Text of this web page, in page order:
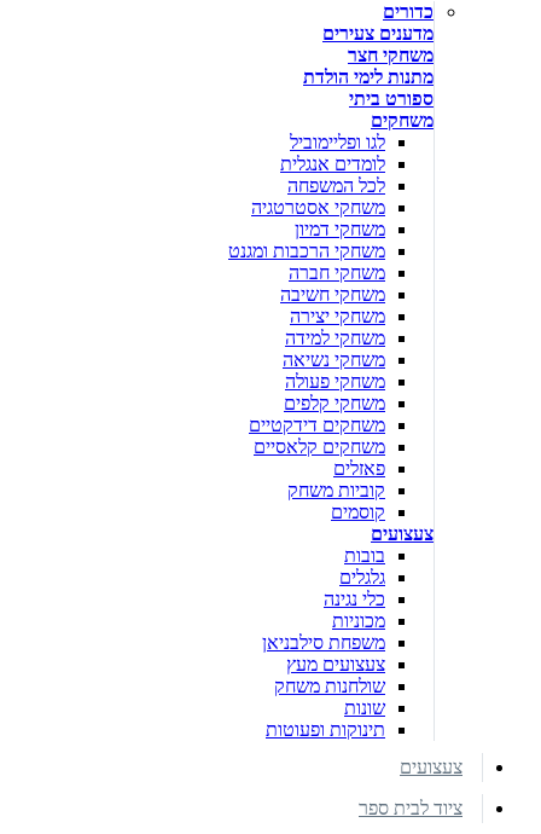
כדורים
מדענים צעירים
משחקי חצר
מתנות לימי הולדת
ספורט ביתי
משחקים
לגו ופליימוביל
לומדים אנגלית
לכל המשפחה
משחקי אסטרטגיה
משחקי דמיון
משחקי הרכבות ומגנט
משחקי חברה
משחקי חשיבה
משחקי יצירה
משחקי למידה
משחקי נשיאה
משחקי פעולה
משחקי קלפים
משחקים דידקטיים
משחקים קלאסיים
פאזלים
קוביות משחק
קוסמים
צעצועים
בובות
גלגלים
כלי נגינה
מכוניות
משפחת סילבניאן
צעצועים מעץ
שולחנות משחק
שונות
תינוקות ופעוטות
צעצועים
ציוד לבית ספר